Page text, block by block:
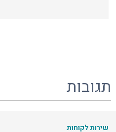
תגובות
שירות לקוחות